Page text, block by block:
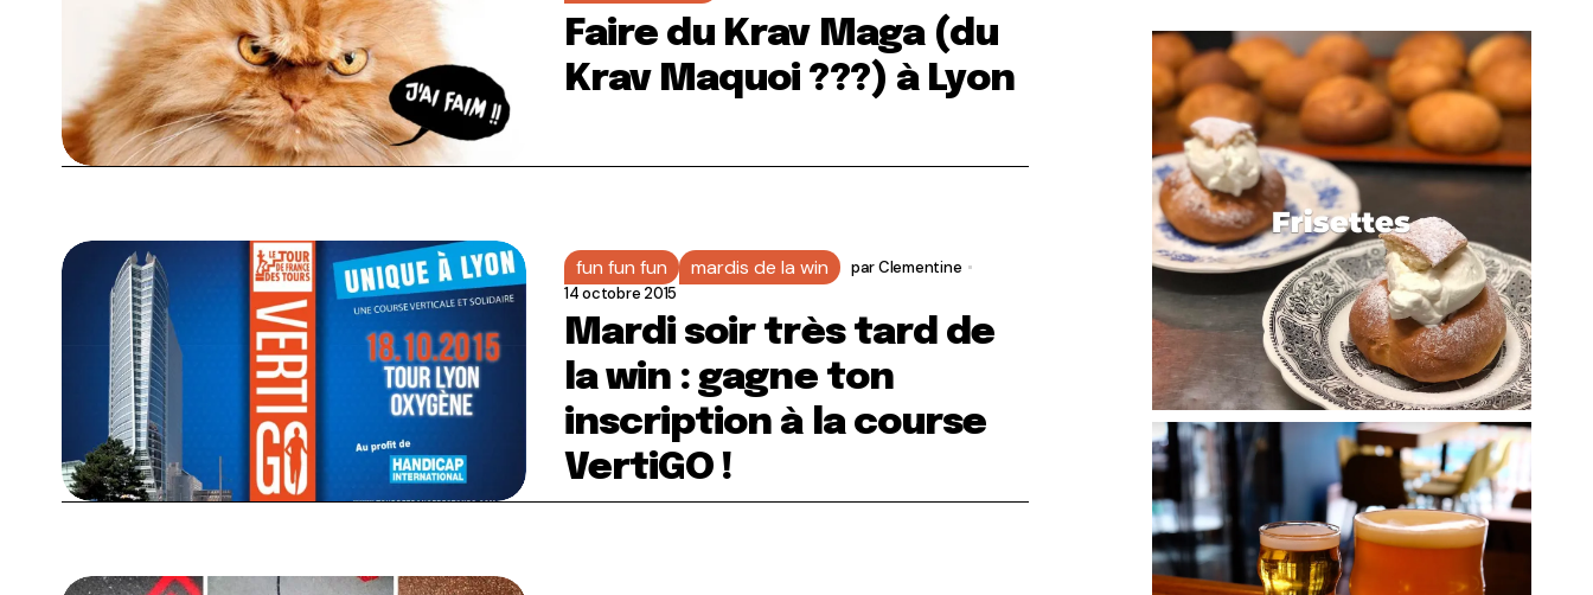
Faire du Krav Maga (du
Krav Maquoi ???) à Lyon
fun fun fun mardis de la win parClementine
14 octobre 2015
Mardi soir très tard de
la win : gagne ton
inscription à la course
VertiGO !